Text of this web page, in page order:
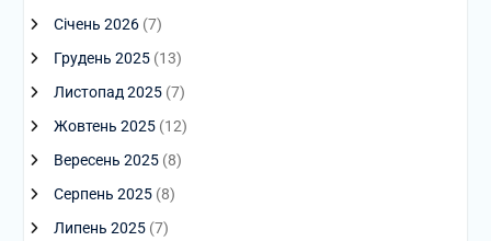
Січень 2026(7)
Грудень 2025(13)
Листопад 2025(7)
Жовтень 2025(12)
Вересень 2025(8)
Серпень 2025(8)
Липень 2025(7)